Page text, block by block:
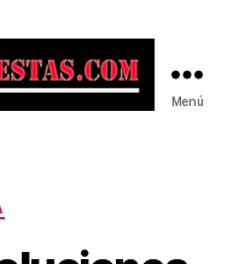
Menú